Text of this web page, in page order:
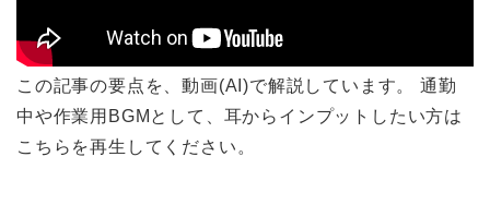
この記事の要点を、動画(AI)で解説しています。 通勤
中や作業用BGMとして、耳からインプットしたい方は
こちらを再生してください。